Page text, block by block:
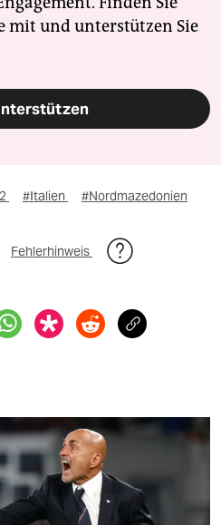
mit und unterstützen Sie
#Italien #Nordmazedonien
Fehlerhinweis